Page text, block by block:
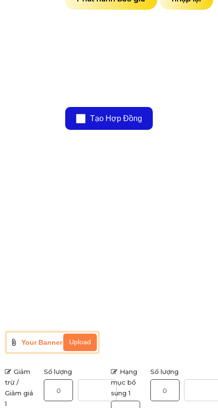
Tạo Hợp Đồng
Your Banner Upload
Giảm
trừ /
Giảm giá
1
Số lượng
Hạng
mục bổ
sung 1
Số lượng